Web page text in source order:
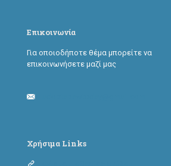
Επικοινωνία
Για οποιοδήποτε θέμα μπορείτε να
επικοινωνήσετε μαζί μας
Χρήσιμα Links